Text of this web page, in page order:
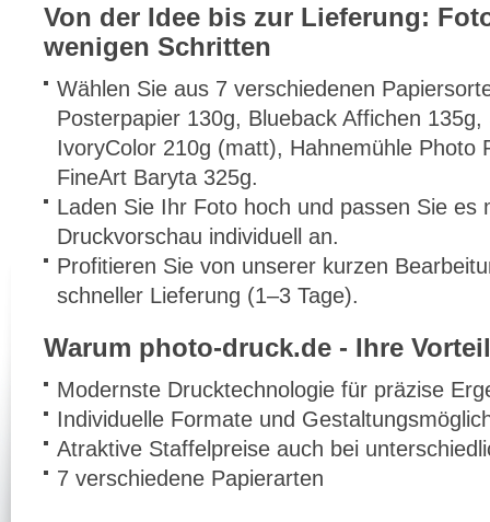
Von der Idee bis zur Lieferung:
wenigen Schritten
Wählen Sie aus 7 verschiedenen
Posterpapier 130g, Blueback Affichen
IvoryColor 210g (matt), Hahnemühle Photo
FineArt Baryta 325g.
Laden Sie Ihr Foto hoch und passen Sie es
Druckvorschau individuell an.
Profitieren Sie von unserer kurzen
schneller Lieferung (1–3 Tage).
Warum photo-druck.de - Ihre
Modernste Drucktechnologie für präzise
Individuelle Formate und
Atraktive Staffelpreise auch bei
7 verschiedene Papierarten